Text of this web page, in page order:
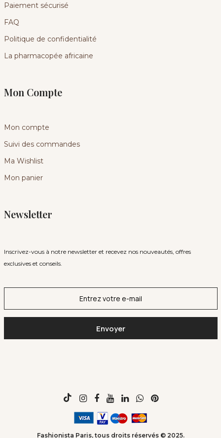
Paiement sécurisé
FAQ
Politique de confidentialité
La pharmacopée africaine
Mon Compte
Mon compte
Suivi des commandes
Ma Wishlist
Mon panier
Newsletter
Inscrivez-vous à notre newsletter et recevez nos nouveautés, offres
exclusives et conseils.
Fashionista Paris, tous droits réservés © 2025.